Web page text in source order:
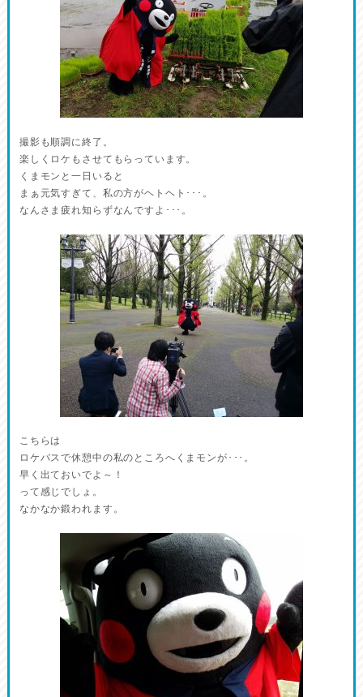
撮影も順調に終了。
楽しくロケもさせてもらっています。
くまモンと一日いると
まぁ元気すぎて、私の方がヘトヘト･･･。
なんさま疲れ知らずなんですよ･･･。
こちらは
ロケバスで休憩中の私のところへくまモンが･･･。
早く出ておいでよ～！
って感じでしょ。
なかなか鍛われます。